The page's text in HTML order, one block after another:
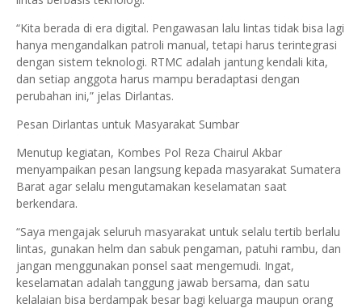
“Kita berada di era digital. Pengawasan lalu lintas tidak bisa lagi
hanya mengandalkan patroli manual, tetapi harus terintegrasi
dengan sistem teknologi. RTMC adalah jantung kendali kita,
dan setiap anggota harus mampu beradaptasi dengan
perubahan ini,” jelas Dirlantas.
Pesan Dirlantas untuk Masyarakat Sumbar
Menutup kegiatan, Kombes Pol Reza Chairul Akbar
menyampaikan pesan langsung kepada masyarakat Sumatera
Barat agar selalu mengutamakan keselamatan saat
berkendara.
“Saya mengajak seluruh masyarakat untuk selalu tertib berlalu
lintas, gunakan helm dan sabuk pengaman, patuhi rambu, dan
jangan menggunakan ponsel saat mengemudi. Ingat,
keselamatan adalah tanggung jawab bersama, dan satu
kelalaian bisa berdampak besar bagi keluarga maupun orang